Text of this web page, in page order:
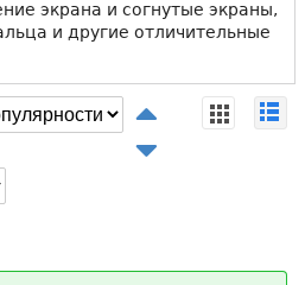
экрана и согнутые экраны,
и другие отличительные